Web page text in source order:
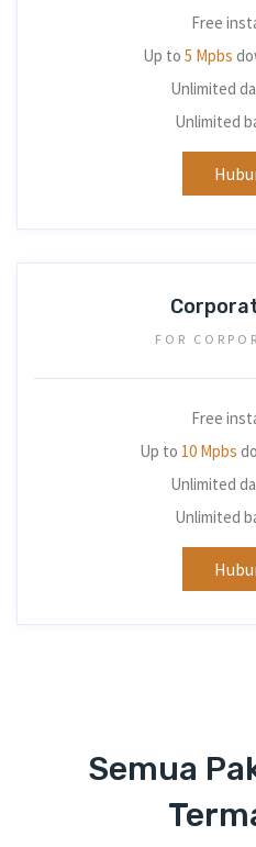
Free
Up to 5 Mpbs
Unlimited
Unlimited
FOR
Free
Up to 10 Mpbs
Unlimited
Unlimited
Semua